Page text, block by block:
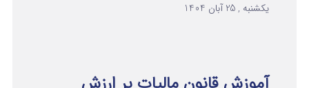
یکشنبه , 25 آبان 1404